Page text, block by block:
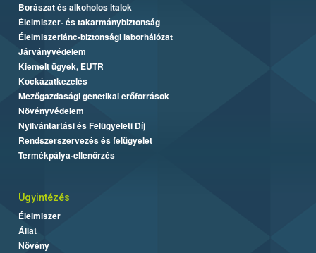
Borászat és alkoholos italok
Élelmiszer- és takarmánybiztonság
Élelmiszerlánc-biztonsági laborhálózat
Járványvédelem
Kiemelt ügyek, EUTR
Kockázatkezelés
Mezőgazdasági genetikai erőforrások
Növényvédelem
Nyilvántartási és Felügyeleti Díj
Rendszerszervezés és felügyelet
Termékpálya-ellenőrzés
Ügyintézés
Élelmiszer
Állat
Növény